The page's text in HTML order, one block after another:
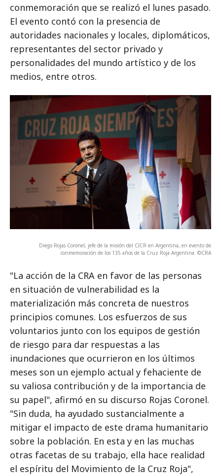
conmemoración que se realizó el lunes pasado.
El evento contó con la presencia de
autoridades nacionales y locales, diplomáticos,
representantes del sector privado y
personalidades del mundo artístico y de los
medios, entre otros.
Diego Rojas Coronel, jefe de la misión del CICR en Argentina, en evento de
conmemoración de los 135 años de la Cruz Roja Argentina. ©CRA
"La acción de la CRA en favor de las personas
en situación de vulnerabilidad es la
materialización más concreta de nuestros
principios comunes. Los esfuerzos de sus
voluntarios junto con los equipos de gestión
de riesgo para dar respuestas a las
inundaciones que ocurrieron en los últimos
meses son un ejemplo actual y fehaciente de
su valiosa contribución y de la importancia de
su papel", afirmó en su discurso Rojas Coronel.
"Sin duda, ha ayudado sustancialmente a
mitigar el impacto de este drama humanitario
sobre la población. En esta y en las muchas
otras facetas de su trabajo, ella hace realidad
el espíritu del Movimiento de la Cruz Roja",